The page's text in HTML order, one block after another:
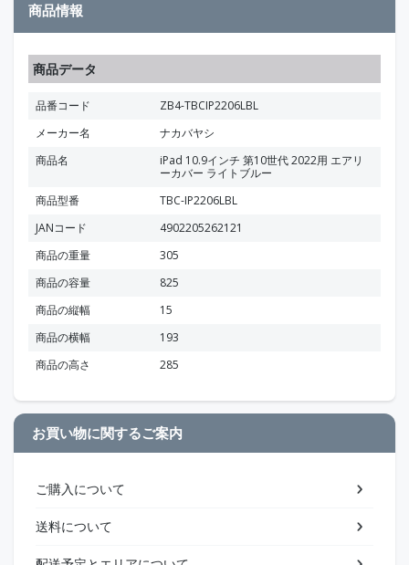
商品情報
商品データ
品番コード
ZB4-TBCIP2206LBL
メーカー名
ナカバヤシ
商品名
iPad 10.9インチ 第10世代 2022用 エアリ
ーカバー ライトブルー
商品型番
TBC-IP2206LBL
JANコード
4902205262121
商品の重量
305
商品の容量
825
商品の縦幅
15
商品の横幅
193
商品の高さ
285
お買い物に関するご案内
ご購入について
送料について